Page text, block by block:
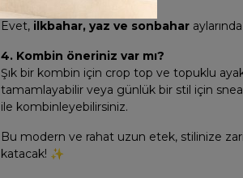
3. Mevsimlik mi?
Evet, ilkbahar, yaz ve sonbahar
4. Kombin öneriniz var mı?
Şık bir kombin için crop top ve topuklu
tamamlayabilir veya günlük bir stil için
ile kombinleyebilirsiniz.
Bu modern ve rahat uzun etek, stilinize
katacak! ✨